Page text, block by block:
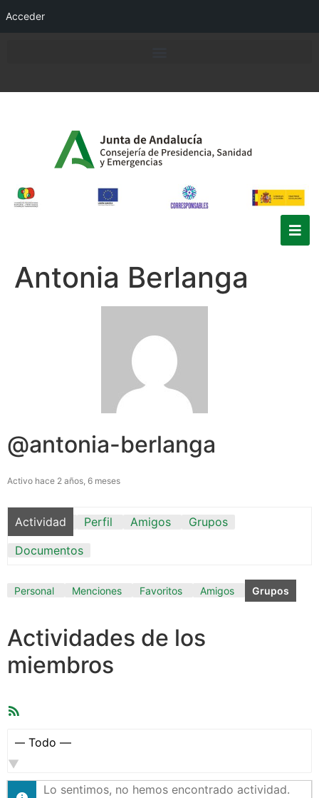
Acceder
Antonia Berlanga
@antonia-berlanga
Activo hace 2 años, 6 meses
Actividad Perfil Amigos
Grupos
Documentos
Personal Menciones Favoritos Amigos Grupos
Actividades de los
miembros
Mostrar:
Lo sentimos, no hemos encontrado actividad.